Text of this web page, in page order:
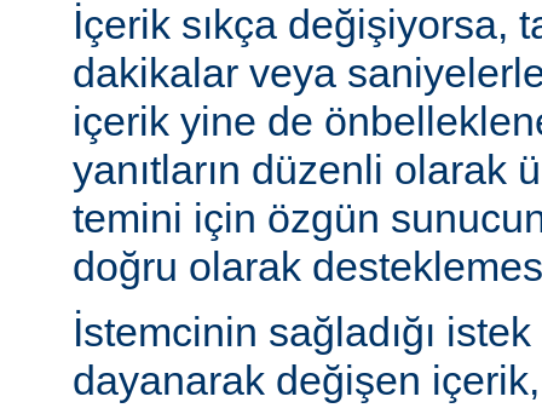
İçerik sıkça değişiyorsa,
dakikalar veya
içerik yine de
yanıtların düzenli olarak
temini için özgün
doğru olarak
İstemcinin sağladığı istek
dayanarak değişen